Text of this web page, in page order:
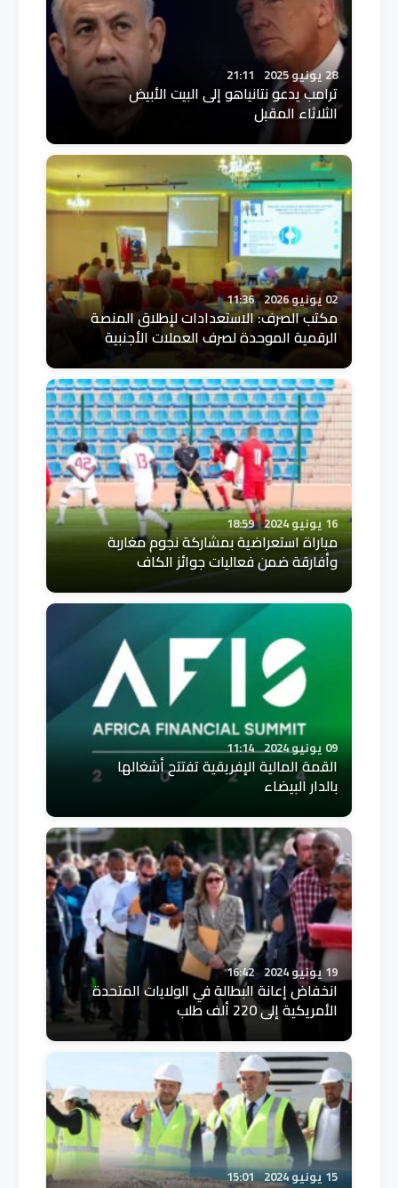
28 يونيو 2025 21:11
ترامب يدعو نتانياهو إلى البيت الأبيض
الثلاثاء المقبل
02 يونيو 2026 11:36
مكتب الصرف: الاستعدادات لإطلاق المنصة
الرقمية الموحدة لصرف العملات الأجنبية
16 يونيو 2024 18:59
مباراة استعراضية بمشاركة نجوم مغاربة
وأفارقة ضمن فعاليات جوائز الكاف
09 يونيو 2024 11:14
القمة المالية الإفريقية تفتتح أشغالها
بالدار البيضاء
19 يونيو 2024 16:42
انخفاض إعانة البطالة في الولايات المتحدة
الأمريكية إلى 220 ألف طلب
15 يونيو 2024 15:01